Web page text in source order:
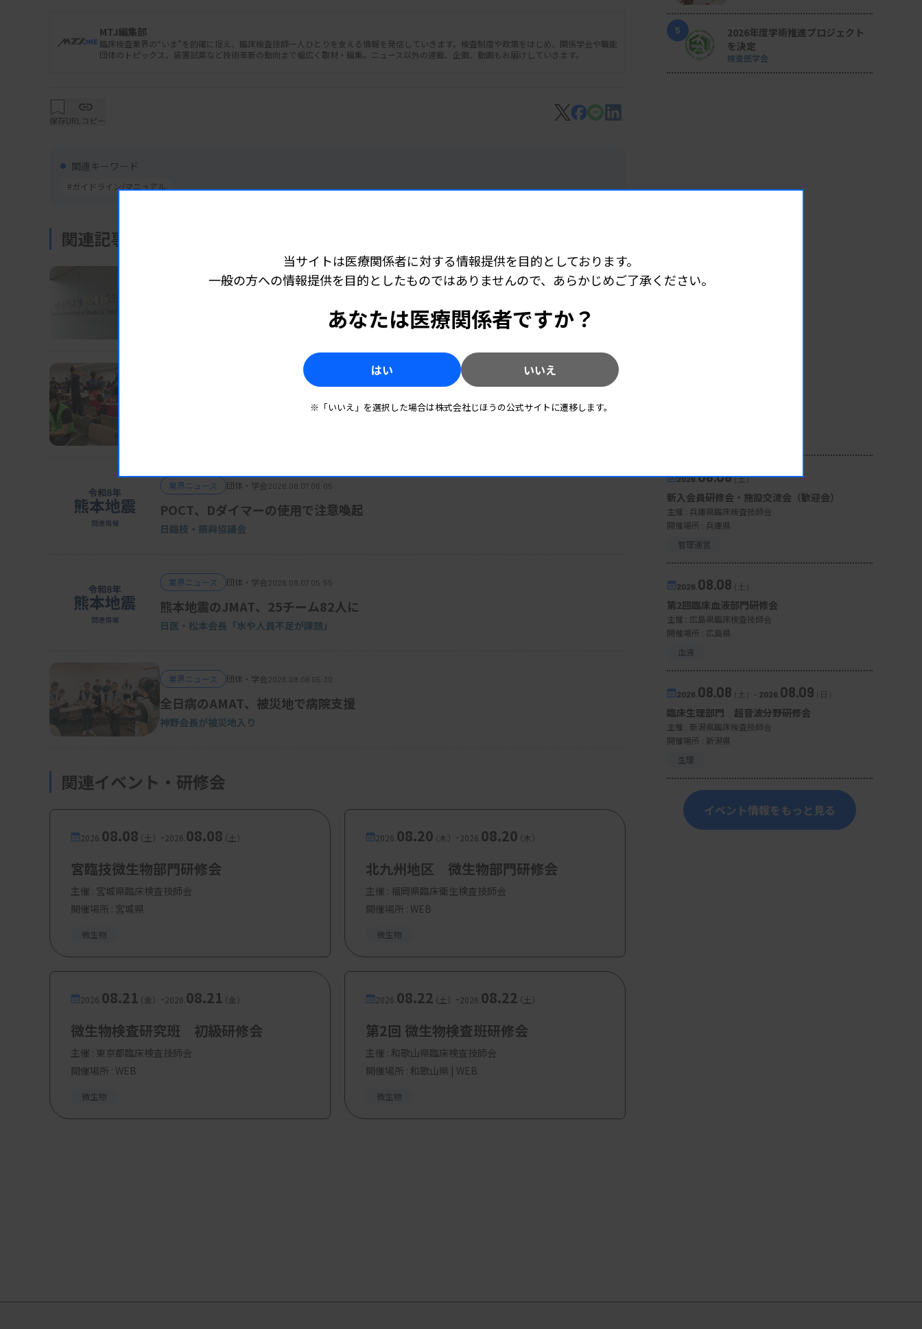
ごろ、協議会のホームページでPDFを無料で公開する。
改訂は2006年以来。2018年の医療法改正や新たな検査法などを踏まえて内容を全面的に
ジ数（資料を除く）は初版の2倍以上となった。直近のガイドラインや成書を参考にした
が、文献がない場合などは作成委員会で議論した結果のコンセンサスを記載した。
だ。初版でも材料別に示していたが、第2版はさらに、患者背景や検体別に基準を示し
例えば、呼吸器材料は「外来一般患者」と「入院・免疫抑制など」、消化器材料（糞便・
抗菌薬関連下痢症）は「一般」と「小児・免疫抑制など」に分けて釣菌基準を示した。基
準に用いた菌量の表現は、米国微生物学会の「Clinical Microbiology Procedures
Handbook」（CMPH）第4版の結果判定基準に沿った。
MTJ編集部
臨床検査業界の“いま”を的確に捉え、臨床検査技師一人ひとりを支える情報を発信していきます。検査制度や政策をはじめ、関係学会や職能
団体のトピックス、装置試薬など技術革新の動向まで幅広く取材・編集。ニュース以外の連載、企画、動画もお届けしていきます。
保存URLコピー
関連キーワード
#ガイドライン/マニュアル
関連記事
業界ニュース 団体・学会2026.08.07 06:15
2026.08.07 06:10
日臨技、被災2病院に検査技師派遣
業界ニュース 団体・学会2026.08.07 06:05
POCT、Dダイマーの使用で注意喚起
日臨技・振興協議会
業界ニュース 団体・学会2026.08.07 05:55
熊本地震のJMAT、25チーム82人に
日医・松本会長「水や人員不足が課題」
業界ニュース 団体・学会2026.08.06 05:30
全日病のAMAT、被災地で病院支援
神野会長が被災地入り
関連イベント・研修会
2026. 08.08（土） -2026. 08.08（土）
宮臨技微生物部門研修会
主催 : 宮城県臨床検査技師会
開催場所 : 宮城県
微生物
2026. 08.20（木） -2026. 08.20（木）
北九州地区 微生物部門研修会
主催 : 福岡県臨床衛生検査技師会
開催場所 : WEB
微生物
2026. 08.21（金） -2026. 08.21（金）
微生物検査研究班 初級研修会
主催 : 東京都臨床検査技師会
開催場所 : WEB
微生物
2026. 08.22（土） -2026. 08.22（土）
第2回 微生物検査班研修会
主催 : 和歌山県臨床検査技師会
開催場所 : 和歌山県 | WEB
微生物
5
2026年度学術推進プロジェクト
を決定
検査医学会
2026.08.08（土）
新入会員研修会・施設交流会（歓迎会）
主催 : 兵庫県臨床検査技師会
開催場所 : 兵庫県
管理運営
2026. 08.08（土）
第2回臨床血液部門研修会
主催 : 広島県臨床検査技師会
開催場所 : 広島県
血液
2026. 08.08（土） - 2026. 08.09 （日）
臨床生理部門 超音波分野研修会
主催 : 新潟県臨床検査技師会
開催場所 : 新潟県
生理
イベント情報をもっと見る
当サイトは医療関係者に対する情報提供を目的としております。
一般の方への情報提供を目的としたものではありませんので、あらかじめご了承ください。
あなたは医療関係者ですか？
はい いいえ
※「いいえ」を選択した場合は株式会社じほうの公式サイトに遷移します。